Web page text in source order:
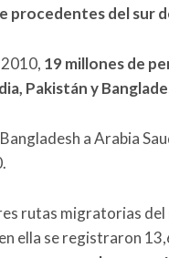
procedentes del sur
19 millones de
Pakistán y
a Arabia
rutas migratorias del
ella se registraron